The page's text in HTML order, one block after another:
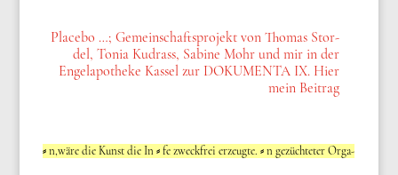
Pla­ce­bo …; Gemein­schafts­pro­jekt von Tho­mas Stor­
del, Tonia Kudrass, Sabi­ne Mohr und mir in der
Engel­apo­the­ke Kas­sel zur DOKUMENTA IX. Hier
mein Bei­trag
⸗ n,wäre die Kunst die In ⸗ fe zweck­frei erzeug­te. ⸗ n gezüch­te­ter Orga­